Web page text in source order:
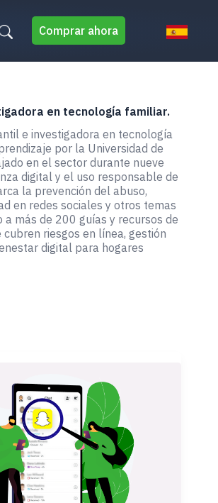
Comprar ahora
en tecnología familiar.
e investigadora en tecnología
por la Universidad de
en el sector durante nueve
digital y el uso responsable de
la prevención del abuso,
en redes sociales y otros temas
más de 200 guías y recursos de
riesgos en línea, gestión
digital para hogares